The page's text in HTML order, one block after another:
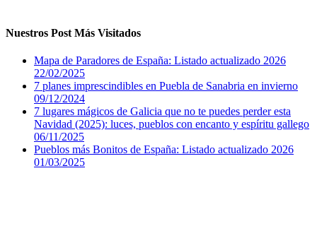
Nuestros Post Más Visitados
Mapa de Paradores de España: Listado actualizado 2026
22/02/2025
7 planes imprescindibles en Puebla de Sanabria en invierno
09/12/2024
7 lugares mágicos de Galicia que no te puedes perder esta
Navidad (2025): luces, pueblos con encanto y espíritu gallego
06/11/2025
Pueblos más Bonitos de España: Listado actualizado 2026
01/03/2025